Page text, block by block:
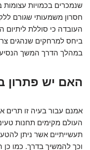
שנמכרים בכמויות עצומות
חסרון משמעותי שגורם
העובדה כי סוללת
ביחס למרחקים שנהגים
במהלך הדרך המשך
האם יש פתרון
אמנם עבור בעיה זו תרים
העולם מקימים תחנות
תעשייתיים אשר ניתן
וכך להמשיך בדרך. כמו כן